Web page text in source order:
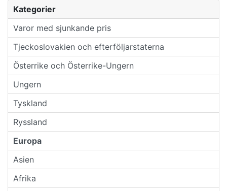
Kategorier
Varor med sjunkande pris
Tjeckoslovakien och efterföljarstaterna
Österrike och Österrike-Ungern
Ungern
Tyskland
Ryssland
Europa
Asien
Afrika